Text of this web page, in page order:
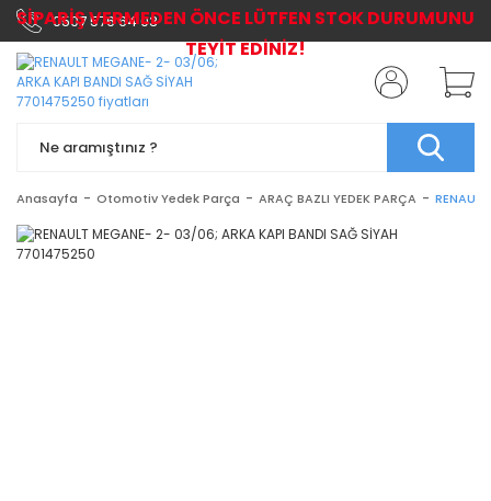
0507 576 64 03
Anasayfa Otomotiv Yedek Parça ARAÇ BAZLI YEDEK PARÇA
SİPARİŞ VERMEDEN ÖNCE LÜTFEN STOK DURUMUNU
TEYİT EDİNİZ!